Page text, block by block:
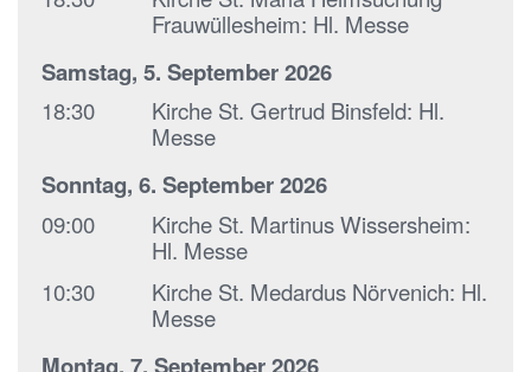
Frauwüllesheim: Hl. Messe
Samstag, 5. September 2026
18:30 Kirche St. Gertrud Binsfeld: Hl.
Messe
Sonntag, 6. September 2026
09:00
Kirche St. Martinus Wissersheim:
Hl. Messe
10:30
Kirche St. Medardus Nörvenich: Hl.
Messe
Montag, 7. September 2026